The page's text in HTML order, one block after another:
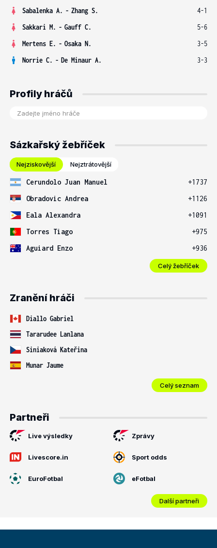
Sabalenka A. - Zhang S.
4-1
Sakkari M. - Gauff C.
5-6
Mertens E. - Osaka N.
3-5
Norrie C. - De Minaur A. 3-3
Profily hráčů
Sázkařský žebříček
Nejziskovější Nejztrátovější
Cerundolo Juan Manuel
+1737
Obradovic Andrea
+1126
Eala Alexandra
+1091
Torres Tiago
+975
Aguiard Enzo
+936
Celý žebříček
Zranění hráči
Diallo Gabriel
Tararudee Lanlana
Siniaková Kateřina
Munar Jaume
Celý seznam
Partneři
Live výsledky Zprávy
Livescore.in Sport odds
EuroFotbal eFotbal
Další partneři